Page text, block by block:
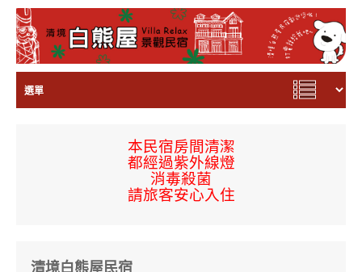
本民宿房間清潔
都經過紫外線燈
消毒殺菌
請旅客安心入住
清境白熊屋民宿